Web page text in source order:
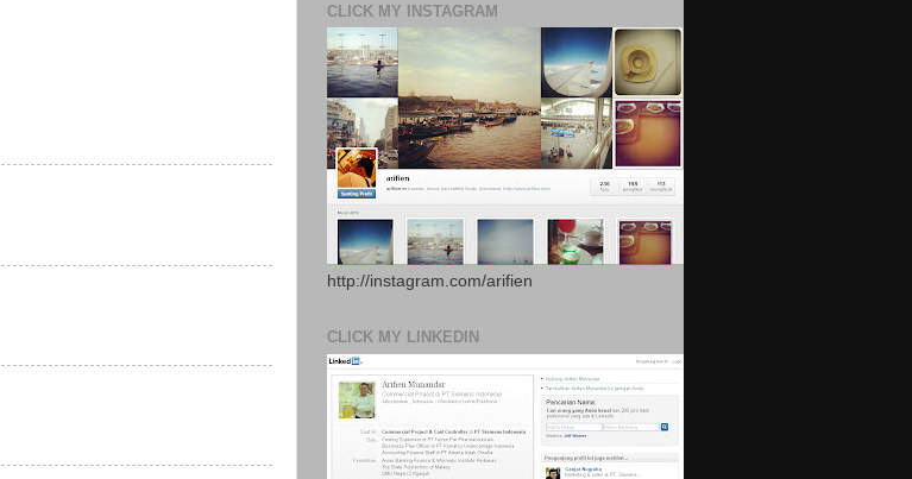
CLICK MY INSTAGRAM
http://instagram.com/arifien
CLICK MY LINKEDIN